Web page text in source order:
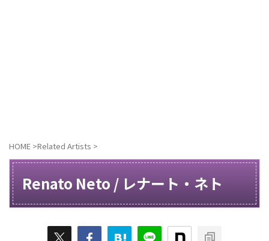
HOME >Related Artists >
Renato Neto / レナート・ネト